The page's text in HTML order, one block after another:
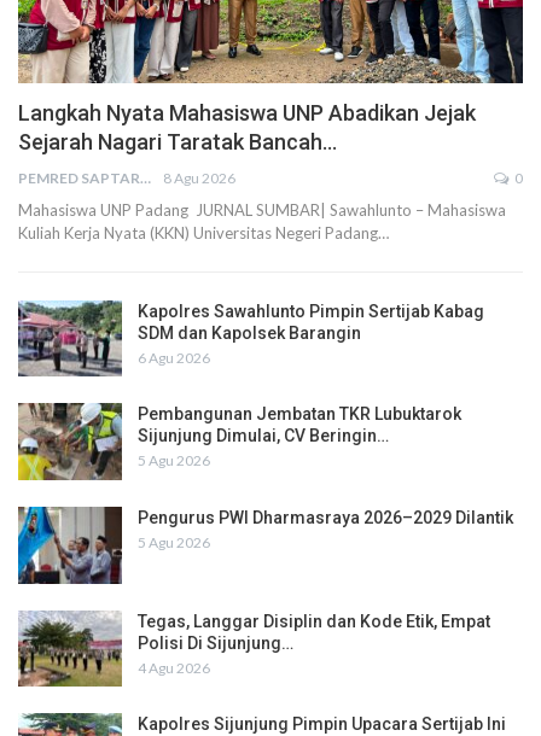
Langkah Nyata Mahasiswa UNP Abadikan Jejak
Sejarah Nagari Taratak Bancah…
PEMRED SAPTARIUS 8 Agu 2026 0
Mahasiswa UNP Padang JURNAL SUMBAR| Sawahlunto – Mahasiswa
Kuliah Kerja Nyata (KKN) Universitas Negeri Padang…
Kapolres Sawahlunto Pimpin Sertijab Kabag
SDM dan Kapolsek Barangin
6 Agu 2026
Pembangunan Jembatan TKR Lubuktarok
Sijunjung Dimulai, CV Beringin…
5 Agu 2026
Pengurus PWI Dharmasraya 2026–2029 Dilantik
5 Agu 2026
Tegas, Langgar Disiplin dan Kode Etik, Empat
Polisi Di Sijunjung…
4 Agu 2026
Kapolres Sijunjung Pimpin Upacara Sertijab Ini